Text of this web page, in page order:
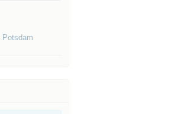
Potsdam